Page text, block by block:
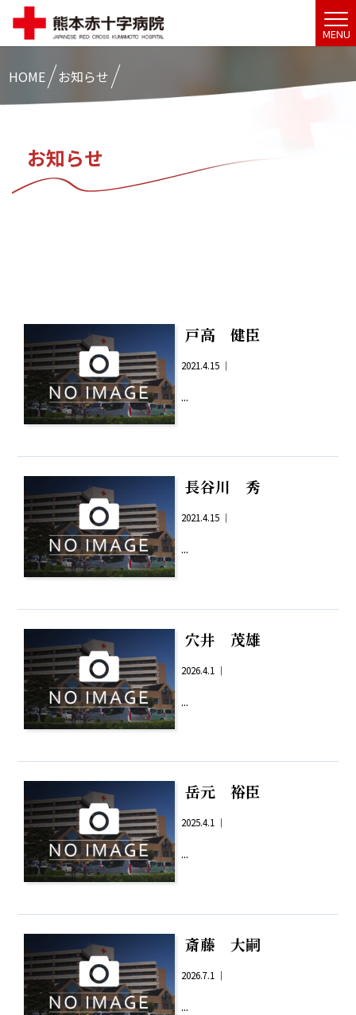
MENU
HOME お知らせ
お知らせ
戸高 健臣
2021.4.15 ｜
...
長谷川 秀
2021.4.15 ｜
...
穴井 茂雄
2026.4.1 ｜
...
岳元 裕臣
2025.4.1 ｜
...
斎藤 大嗣
2026.7.1 ｜
...